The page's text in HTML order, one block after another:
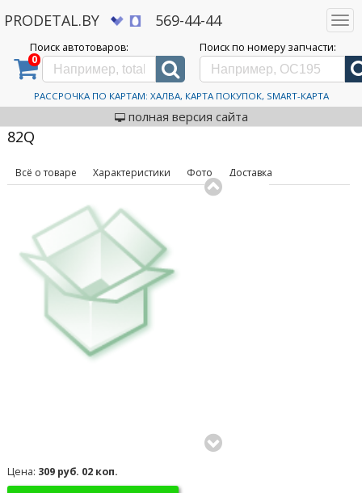
PRODETAL.BY 569-44-44
Поиск автотоваров:
0
Поиск по номеру запчасти:
РАССРОЧКА ПО КАРТАМ: ХАЛВА, КАРТА ПОКУПОК, SMART-КАРТА
полная версия сайта
Дискаунтер автозапчастей PRODETAL.BY > Каталог
автотоваров
Шины Yokohama IceGuard iG70 185/55R15 82Q
Автошины Yokohama
IceGuard iG70 185/55R15
82Q
код товара: 631723
Всё о товаре Характеристики Фото Доставка
Цена: 309 руб. 02 коп.